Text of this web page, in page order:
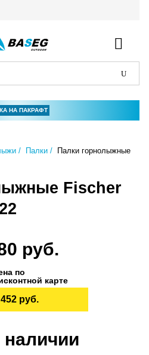
НА ПАКРАФТ
Палки
Палки горнолыжные
Fischer
руб.
по
карте
руб.
наличии